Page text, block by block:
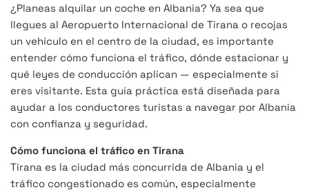
¿Planeas alquilar un coche en Albania? Ya sea que
llegues al Aeropuerto Internacional de Tirana o recojas
un vehículo en el centro de la ciudad, es importante
entender cómo funciona el tráfico, dónde estacionar y
qué leyes de conducción aplican — especialmente si
eres visitante. Esta guía práctica está diseñada para
ayudar a los conductores turistas a navegar por Albania
con confianza y seguridad.
Cómo funciona el tráfico en Tirana
Tirana es la ciudad más concurrida de Albania y el
tráfico congestionado es común, especialmente